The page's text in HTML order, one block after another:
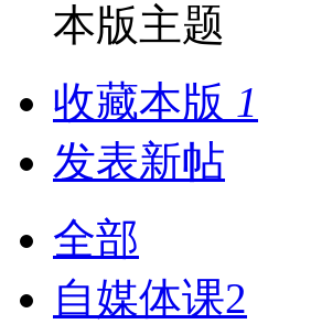
本版主题
收藏本版 1
发表新帖
全部
自媒体课2